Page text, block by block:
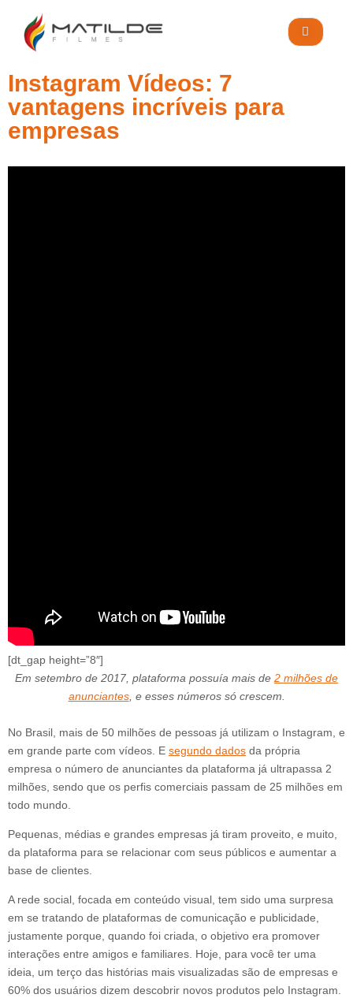
Blog ORÇAMENTO
Instagram Vídeos: 7
vantagens incríveis para
empresas
[dt_gap height=”8″]
Em setembro de 2017, plataforma possuía mais de 2 milhões de
anunciantes, e esses números só crescem.
No Brasil, mais de 50 milhões de pessoas já utilizam o Instagram, e
em grande parte com vídeos. E segundo dados da própria
empresa o número de anunciantes da plataforma já ultrapassa 2
milhões, sendo que os perfis comerciais passam de 25 milhões em
todo mundo.
Pequenas, médias e grandes empresas já tiram proveito, e muito,
da plataforma para se relacionar com seus públicos e aumentar a
base de clientes.
A rede social, focada em conteúdo visual, tem sido uma surpresa
em se tratando de plataformas de comunicação e publicidade,
justamente porque, quando foi criada, o objetivo era promover
interações entre amigos e familiares. Hoje, para você ter uma
ideia, um terço das histórias mais visualizadas são de empresas e
60% dos usuários dizem descobrir novos produtos pelo Instagram.